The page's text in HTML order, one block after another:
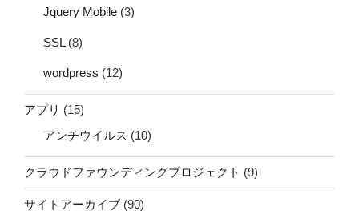
Jquery Mobile (3)
SSL(8)
wordpress (12)
アプリ (15)
アンチウイルス (10)
クラウドファウンディングプロジェクト (9)
サイトアーカイブ (90)